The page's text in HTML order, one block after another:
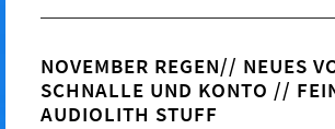
NOVEMBER REGEN// NEUES
SCHNALLE UND KONTO //
AUDIOLITH STUFF